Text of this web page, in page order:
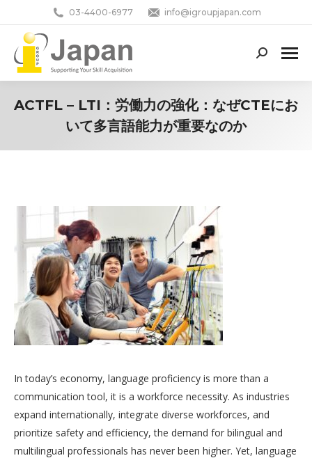
03-4400-6977 info@igroupjapan.com
Search:
ACTFL – LTI：労働力の強化：なぜCTEにお
いて多言語能力が重要なのか
In today’s economy, language proficiency is more than a
communication tool, it is a workforce necessity. As industries
expand internationally, integrate diverse workforces, and
prioritize safety and efficiency, the demand for bilingual and
multilingual professionals has never been higher. Yet, language